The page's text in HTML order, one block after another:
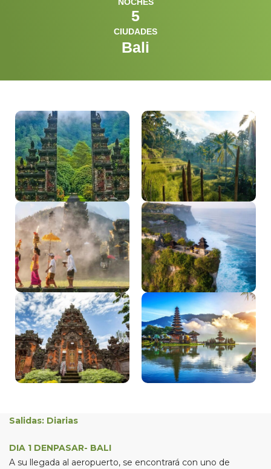
5
CIUDADES
Bali
Salidas: Diarias
DIA 1 DENPASAR- BALI
A su llegada al aeropuerto, se encontrará con uno de